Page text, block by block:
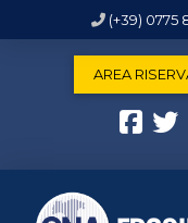
(+39) 0775
AREA